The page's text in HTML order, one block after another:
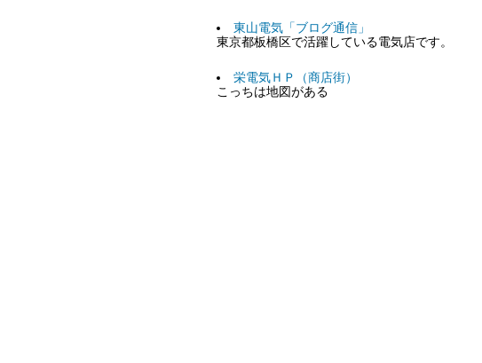
東山電気「ブログ通信」
東京都板橋区で活躍している電気店です。
栄電気ＨＰ（商店街）
こっちは地図がある